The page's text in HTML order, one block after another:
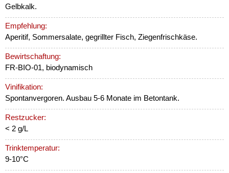
Gelbkalk.
Empfehlung:
Aperitif, Sommersalate, gegrillter Fisch, Ziegenfrischkäse.
Bewirtschaftung:
FR-BIO-01, biodynamisch
Vinifikation:
Spontanvergoren. Ausbau 5-6 Monate im Betontank.
Restzucker:
< 2 g/L
Trinktemperatur:
9-10°C